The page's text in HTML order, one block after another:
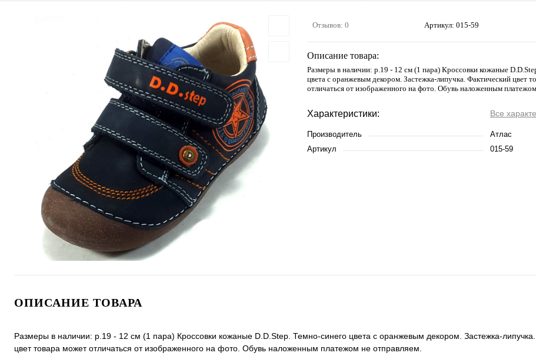
Отзывов: 0 Артикул: 015-59
Описание товара:
Размеры в наличии: р.19 - 12 см (1 пара) Кроссовки кожаные
цвета с оранжевым декором. Застежка-липучка. Фактический цвет
отличаться от изображенного на фото. Обувь наложенным
Характеристики: Все
Производитель
Атлас
Артикул
015-59
ОПИСАНИЕ ТОВАРА
Размеры в наличии: р.19 - 12 см (1 пара) Кроссовки кожаные D.D.Step. Темно-синего цвета с оранжевым декором. Застежка-липучка.
цвет товара может отличаться от изображенного на фото. Обувь наложенным платежом не отправляем.